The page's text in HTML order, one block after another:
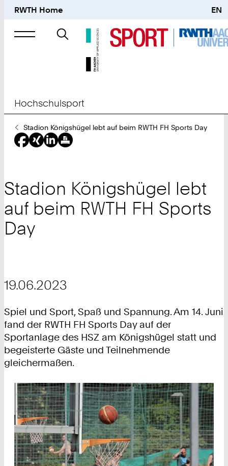
RWTH Home EN
Suche
nach
Hochschulsport
Sie
sind
hier:
Stadion Königshügel lebt auf beim RWTH FH Sports Day
Stadion Königshügel lebt
auf beim RWTH FH Sports
Day
19.06.2023
Spiel und Sport, Spaß und Spannung. Am 14. Juni
fand der RWTH FH Sports Day auf der
Sportanlage des HSZ am Königshügel statt und
begeisterte Gäste und Teilnehmende
gleichermaßen.